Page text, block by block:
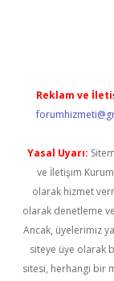
Reklam ve
Yasal Uyarı:
ve İletişim
olarak hizmet
olarak denetleme
Ancak, üyelerimiz
siteye üye olarak
sitesi, herhangi bir